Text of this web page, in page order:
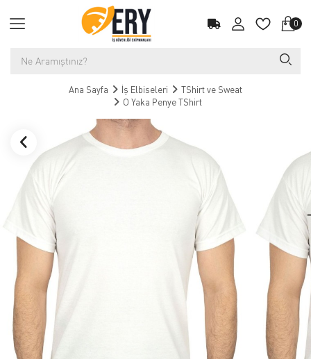
0
Ana Sayfa İş Elbiseleri
TShirt ve Sweat
O Yaka Penye TShirt